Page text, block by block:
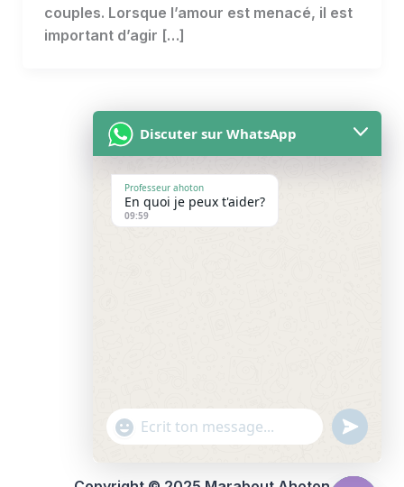
couples. Lorsque l’amour est menacé, il est
important d’agir […]
Accueil
Discuter sur WhatsApp
Professeur ahoton
En quoi je peux t'aider?
09:59
"+chaty_settings.lang.emoji_picker+"
WhatsApp